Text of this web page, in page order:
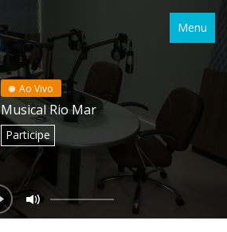
Menu
Ao Vivo
Musical Rio Mar
Participe